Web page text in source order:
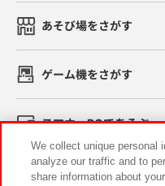
あそび場をさがす
ゲーム機をさがす
スマホ・PCであそぶ
イベント・キャンペーン
We collect unique personal
analyze our traffic and to
share information about